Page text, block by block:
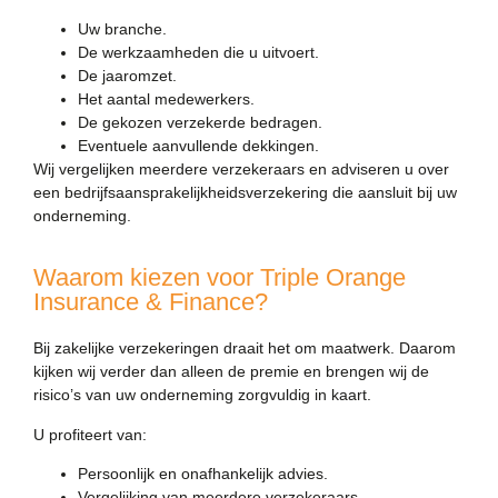
Uw branche.
De werkzaamheden die u uitvoert.
De jaaromzet.
Het aantal medewerkers.
De gekozen verzekerde bedragen.
Eventuele aanvullende dekkingen.
Wij vergelijken meerdere verzekeraars en adviseren u over
een bedrijfsaansprakelijkheidsverzekering die aansluit bij uw
onderneming.
Waarom kiezen voor Triple Orange
Insurance & Finance?
Bij zakelijke verzekeringen draait het om maatwerk. Daarom
kijken wij verder dan alleen de premie en brengen wij de
risico’s van uw onderneming zorgvuldig in kaart.
U profiteert van:
Persoonlijk en onafhankelijk advies.